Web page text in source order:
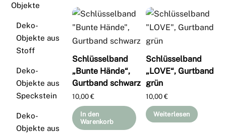
Schlüsselband
„Bunte Hände“,
Gurtband schwarz
10,00€
In den
Warenkorb
Schlüsselband
„LOVE“, Gurtband
grün
10,00€
Weiterlesen
Objekte
Deko-
Objekte aus
Stoff
Deko-
Objekte aus
Speckstein
Deko-
Objekte aus